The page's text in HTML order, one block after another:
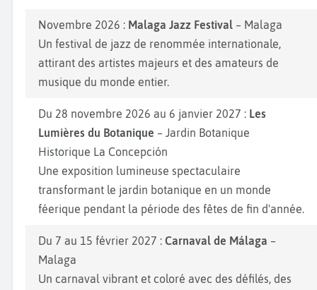
Novembre 2026 : Malaga Jazz Festival – Malaga
Un festival de jazz de renommée internationale,
attirant des artistes majeurs et des amateurs de
musique du monde entier.
Du 28 novembre 2026 au 6 janvier 2027 : Les
Lumières du Botanique – Jardin Botanique
Historique La Concepción
Une exposition lumineuse spectaculaire
transformant le jardin botanique en un monde
féerique pendant la période des fêtes de fin d'année.
Du 7 au 15 février 2027 : Carnaval de Málaga –
Malaga
Un carnaval vibrant et coloré avec des défilés, des